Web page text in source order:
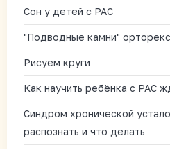
Сон у детей с РАС
"Подводные камни"
Рисуем круги
Как научить ребёнка с РАС
Синдром хронической
распознать и что делать